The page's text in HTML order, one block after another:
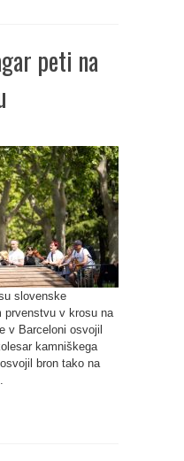
peti na
slovenske
prvenstvu v krosu na
v Barceloni osvojil
kamniškega
bron tako na